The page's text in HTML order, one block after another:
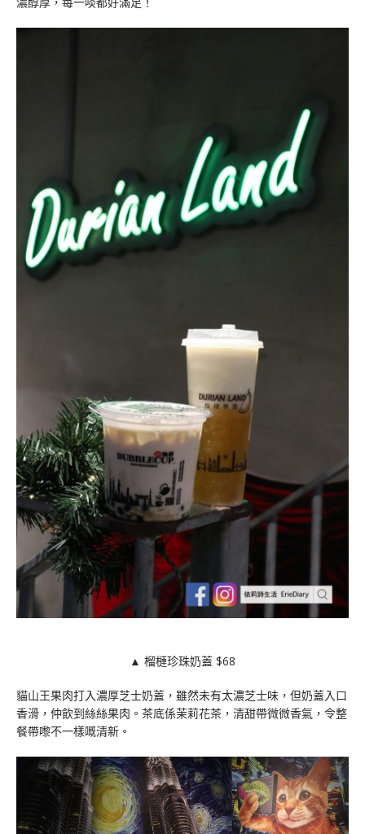
▲ 榴槤珍珠奶蓋 $68
貓山王果肉打入濃厚芝士奶蓋，雖然未有太濃芝士味，但奶蓋入口
香滑，仲飲到絲絲果肉。茶底係茉莉花茶，清甜帶微微香氣，令整
餐帶嚟不一樣嘅清新。